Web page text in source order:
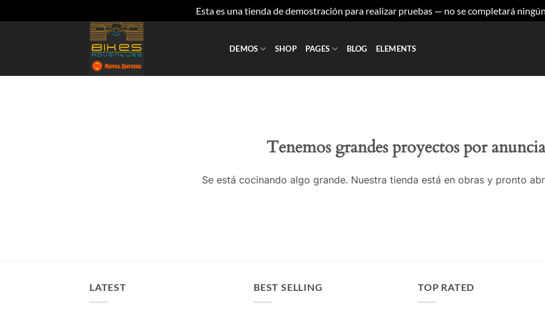
Esta es una tienda de demostración para realizar pruebas — no se completará
DEMOS SHOP PAGES BLOG ELEMENTS
Tenemos grandes proyectos por
Se está cocinando algo grande. Nuestra tienda está en obras y pronto
LATEST BEST SELLING TOP RATED